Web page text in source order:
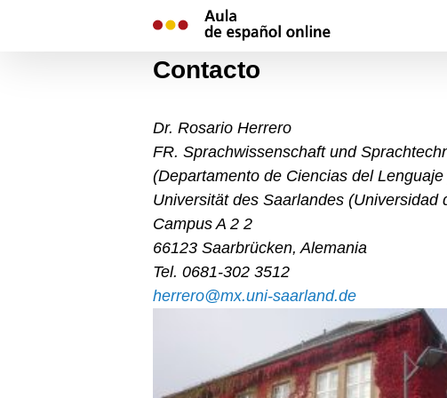
Contacto
Dr. Rosario Herrero
FR. Sprachwissenschaft und
(Departamento de Ciencias del
Universität des Saarlandes (Universidad
Campus A 2 2
66123 Saarbrücken, Alemania
Tel. 0681-302 3512
herrero@mx.uni-saarland.de